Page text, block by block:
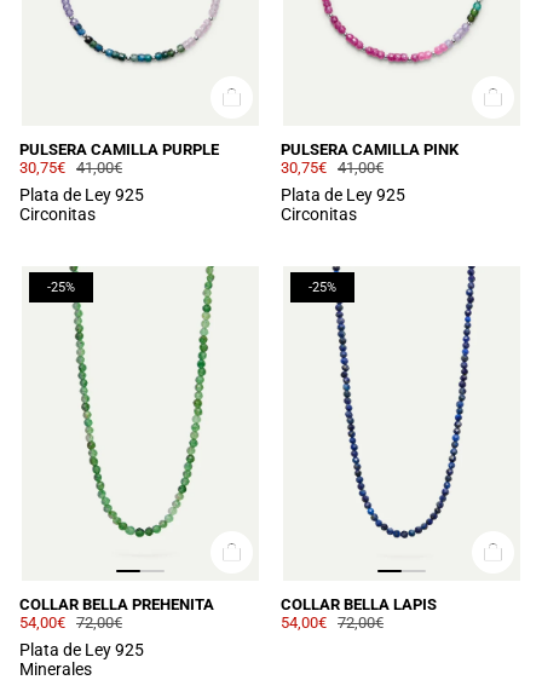
PULSERA CAMILLA PURPLE
30,75€ 41,00€
Plata de Ley 925
Circonitas
PULSERA CAMILLA PINK
30,75€ 41,00€
Plata de Ley 925
Circonitas
-25%
COLLAR BELLA PREHENITA
54,00€ 72,00€
Plata de Ley 925
Minerales
-25%
COLLAR BELLA LAPIS
54,00€ 72,00€